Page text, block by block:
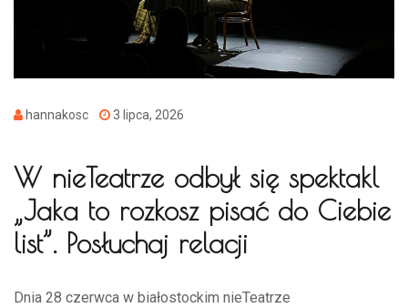
hannakosc 3 lipca, 2026
W nieTeatrze odbył się spektakl
„Jaka to rozkosz pisać do Ciebie
list”. Posłuchaj relacji
Dnia 28 czerwca w białostockim nieTeatrze